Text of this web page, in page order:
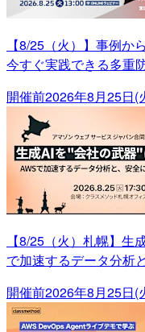
【8/25（火）】事例か
今すぐ実践できる多重
開催前2026年8月25日(
【8/25（火）札幌】生
で加速するデータ分析
開催前2026年8月25日(